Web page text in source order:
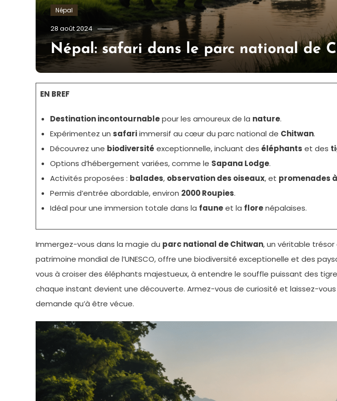
Népal
28 août 2024 admin
Népal: safari dans le parc national de
EN BREF
Destination incontournablepour les amoureux de la nature.
Expérimentez un safariimmersif au cœur du parc national de Chitwan.
Découvrez une biodiversité exceptionnelle, incluant des éléphants et des
Options d’hébergement variées, comme le Sapana Lodge.
Activités proposées : balades, observation des oiseaux, et promenades
Permis d’entrée abordable, environ 2000 Roupies.
Idéal pour une immersion totale dans la fauneet la florenépalaises.
Immergez-vous dans la magie du parc national de Chitwan, un véritable trésor
patrimoine mondial de l’UNESCO, offre une biodiversité exceptionelle et des
vous à croiser des éléphants majestueux, à entendre le souffle puissant des
chaque instant devient une découverte. Armez-vous de curiosité et laissez-
demande qu’à être vécue.